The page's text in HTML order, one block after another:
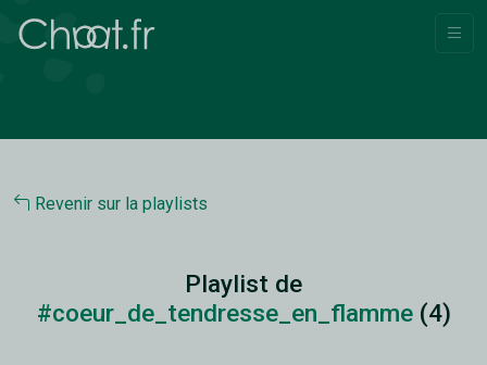
Revenir sur la playlists
Playlist de
#coeur_de_tendresse_en_flamme(4)